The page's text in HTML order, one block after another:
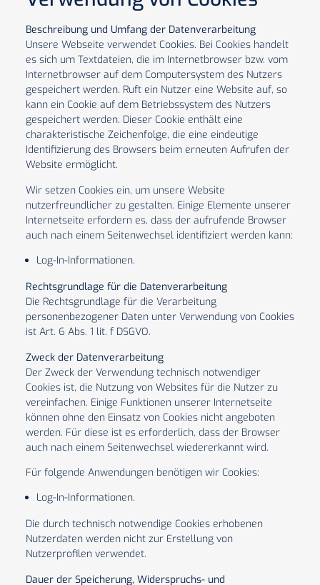
Beschreibung und Umfang der Datenverarbeitung
Unsere Webseite verwendet Cookies. Bei Cookies handelt
es sich um Textdateien, die im Internetbrowser bzw. vom
Internetbrowser auf dem Computersystem des Nutzers
gespeichert werden. Ruft ein Nutzer eine Website auf, so
kann ein Cookie auf dem Betriebssystem des Nutzers
gespeichert werden. Dieser Cookie enthält eine
charakteristische Zeichenfolge, die eine eindeutige
Identifizierung des Browsers beim erneuten Aufrufen der
Website ermöglicht.
Wir setzen Cookies ein, um unsere Website
nutzerfreundlicher zu gestalten. Einige Elemente unserer
Internetseite erfordern es, dass der aufrufende Browser
auch nach einem Seitenwechsel identifiziert werden kann:
Log-In-Informationen.
Rechtsgrundlage für die Datenverarbeitung
Die Rechtsgrundlage für die Verarbeitung
personenbezogener Daten unter Verwendung von Cookies
ist Art. 6 Abs. 1 lit. f DSGVO.
Zweck der Datenverarbeitung
Der Zweck der Verwendung technisch notwendiger
Cookies ist, die Nutzung von Websites für die Nutzer zu
vereinfachen. Einige Funktionen unserer Internetseite
können ohne den Einsatz von Cookies nicht angeboten
werden. Für diese ist es erforderlich, dass der Browser
auch nach einem Seitenwechsel wiedererkannt wird.
Für folgende Anwendungen benötigen wir Cookies:
Log-In-Informationen.
Die durch technisch notwendige Cookies erhobenen
Nutzerdaten werden nicht zur Erstellung von
Nutzerprofilen verwendet.
Dauer der Speicherung, Widerspruchs- und